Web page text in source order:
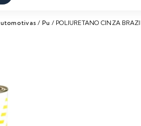
/ Pu / POLIURETANO CINZA